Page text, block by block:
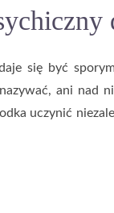
się być
ani nad
uczynić